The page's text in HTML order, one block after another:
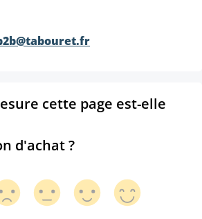
cette page est-elle
d'achat ?